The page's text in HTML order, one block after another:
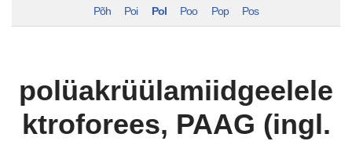
Põh Poi Pol Poo Pop Pos
polüakrüülamiidgeelele
ktroforees, PAAG (ingl.